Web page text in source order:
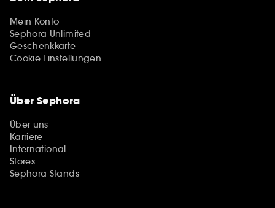
Mein Konto
Sephora Unlimited
Geschenkkarte
Cookie Einstellungen
Über Sephora
Über uns
Karriere
International
Stores
Sephora Stands